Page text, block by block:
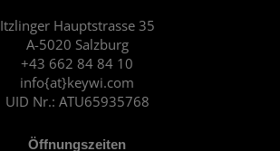
Itzlinger Hauptstrasse 35
A-5020 Salzburg
+43 662 84 84 10
info{at}keywi.com
UID Nr.: ATU65935768
Öffnungszeiten
o
k
r
a
m